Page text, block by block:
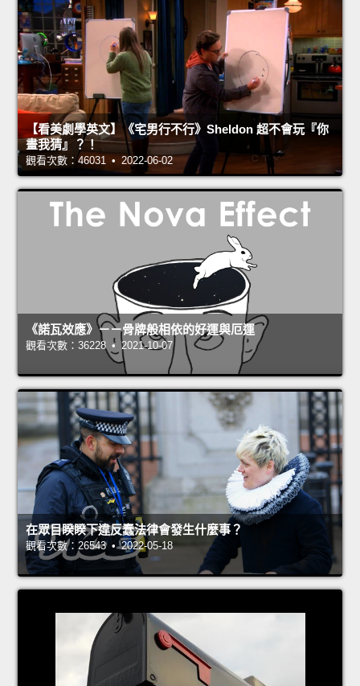
【看美劇學英文】《宅男行不行》Sheldon 超不會玩『你
畫我猜』？！
觀看次數：46031 • 2022-06-02
《諾瓦效應》－－骨牌般相依的好運與厄運
觀看次數：36228 • 2021-10-07
在眾目睽睽下違反蠢法律會發生什麼事？
觀看次數：26543 • 2022-05-18